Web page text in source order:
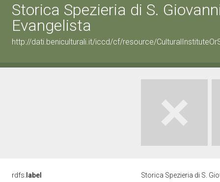
Storica Spezieria di S.
Evangelista
http://dati.beniculturali.it/iccd/cf/resource/
rdfs: label Storica Spezieria di S.